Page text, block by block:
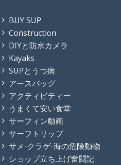
BUY SUP
Construction
DIYと防水カメラ
Kayaks
SUPとうつ病
アースバッグ
アクティビティー
うまくて安い食堂
サーフィン動画
サーフトリップ
サメ-クラゲ-海の危険動物
ショップ立ち上げ奮闘記